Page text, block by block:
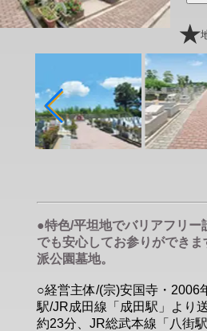
●特色/平坦地でバリアフリー
でも安心してお参りができ
派公園墓地。
○経営主体/(宗)安国寺・2006
駅/JR成田線「成田駅」より
約23分、JR総武本線「八街